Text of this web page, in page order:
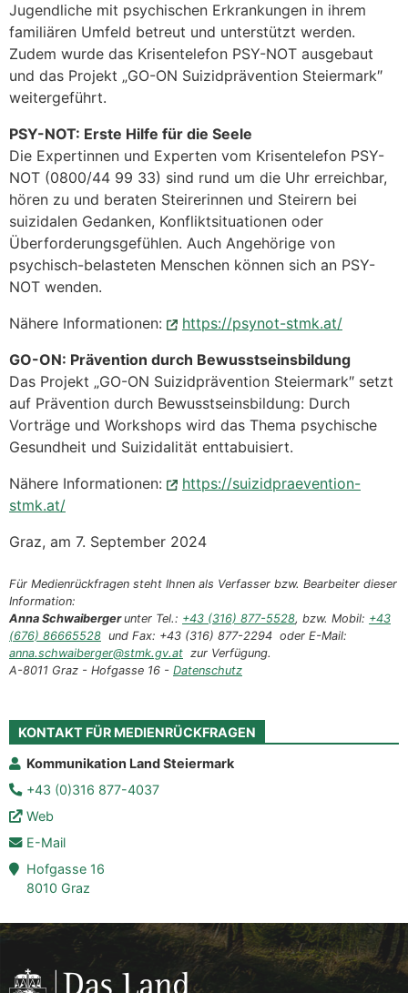
Jugendliche mit psychischen Erkrankungen in ihrem
familiären Umfeld betreut und unterstützt werden.
Zudem wurde das Krisentelefon PSY-NOT ausgebaut
und das Projekt „GO-ON Suizidprävention Steiermark″
weitergeführt.
PSY-NOT: Erste Hilfe für die Seele
Die Expertinnen und Experten vom Krisentelefon PSY-
NOT (0800/44 99 33) sind rund um die Uhr erreichbar,
hören zu und beraten Steirerinnen und Steirern bei
suizidalen Gedanken, Konfliktsituationen oder
Überforderungsgefühlen. Auch Angehörige von
psychisch-belasteten Menschen können sich an PSY-
NOT wenden.
Nähere Informationen:
https://psynot-stmk.at/
GO-ON: Prävention durch Bewusstseinsbildung
Das Projekt „GO-ON Suizidprävention Steiermark″ setzt
auf Prävention durch Bewusstseinsbildung: Durch
Vorträge und Workshops wird das Thema psychische
Gesundheit und Suizidalität enttabuisiert.
Nähere Informationen:
https://suizidpraevention-
stmk.at/
Graz, am 7. September 2024
Für Medienrückfragen steht Ihnen als Verfasser bzw. Bearbeiter dieser
Information:
Anna Schwaibergerunter Tel.: +43 (316) 877-5528, bzw. Mobil: +43
(676) 86665528 und Fax: +43 (316) 877-2294 oder E-Mail:
anna.schwaiberger@stmk.gv.at zur Verfügung.
A-8011 Graz - Hofgasse 16 - Datenschutz
KONTAKT FÜR MEDIENRÜCKFRAGEN
Kommunikation Land Steiermark
+43 (0)316 877-4037
Web
E-Mail
Hofgasse 16
8010 Graz